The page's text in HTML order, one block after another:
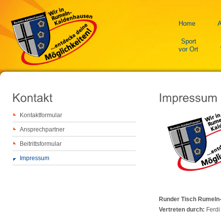
Home
Sport
vor Ort
Runder Tisch
Vertreten durch:
Kontaktformular
Ansprechpartner
Beitrittsformular
Impressum